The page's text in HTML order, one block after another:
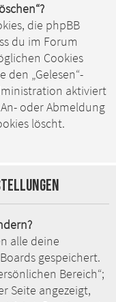
die phpBB
du im Forum
Cookies
den „Gelesen“-
aktiviert
oder Abmeldung
löscht.
alle deine
gespeichert.
Bereich“;
Seite angezeigt,